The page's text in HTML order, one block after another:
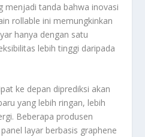
menjadi tanda bahwa inovasi
rollable ini memungkinkan
hanya dengan satu
lebih tinggi daripada
ke depan diprediksi akan
yang lebih ringan, lebih
Beberapa produsen
layar berbasis graphene